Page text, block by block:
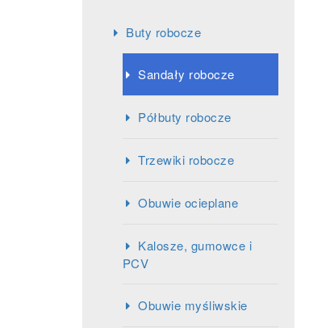
Buty robocze
Sandały robocze
Półbuty robocze
Trzewiki robocze
Obuwie ocieplane
Kalosze, gumowce i
PCV
Obuwie myśliwskie